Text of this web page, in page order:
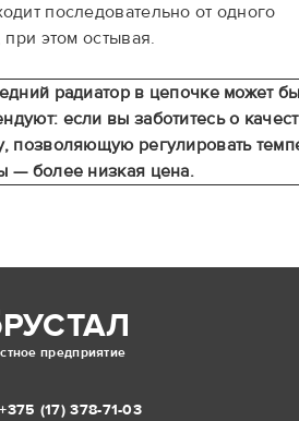
последовательно от одного
при этом остывая.
радиатор в цепочке может
если вы заботитесь о
позволяющую регулировать
— более низкая цена.
РУСТАЛ
предприятие
+375 (17) 378-71-03